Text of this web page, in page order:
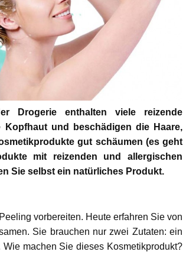
Drogerie enthalten viele reizende
und beschädigen die Haare,
gut schäumen (es geht
mit reizenden und allergischen
Sie selbst ein natürliches Produkt.
vorbereiten. Heute erfahren Sie von
Sie brauchen nur zwei Zutaten: ein
machen Sie dieses Kosmetikprodukt?